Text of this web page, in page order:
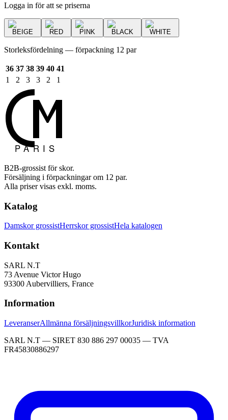
Logga in för att se priserna
BEIGE RED PINK BLACK WHITE
Storleksfördelning — förpackning 12 par
36 37 38 39 40 41
1
2 3 3 2 1
B2B-grossist för skor.
Försäljning i förpackningar om 12 par.
Alla priser visas exkl. moms.
Katalog
Damskor grossistHerrskor grossistHela katalogen
Kontakt
SARL N.T
73 Avenue Victor Hugo
93300 Aubervilliers, France
Information
LeveranserAllmänna försäljningsvillkorJuridisk information
SARL N.T — SIRET 830 886 297 00035 — TVA
FR45830886297